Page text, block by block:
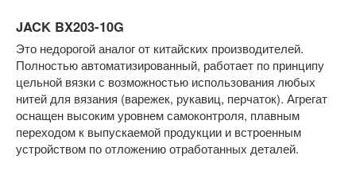
JACK BX203-10G
Это недорогой аналог от китайских производителей.
Полностью автоматизированный, работает по принципу
цельной вязки с возможностью использования любых
нитей для вязания (варежек, рукавиц, перчаток). Агрегат
оснащен высоким уровнем самоконтроля, плавным
переходом к выпускаемой продукции и встроенным
устройством по отложению отработанных деталей.